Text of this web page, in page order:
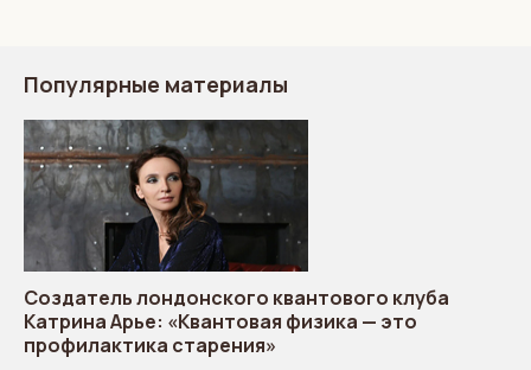
Популярные материалы
Создатель лондонского квантового клуба
Катрина Арье: «Квантовая физика — это
профилактика старения»